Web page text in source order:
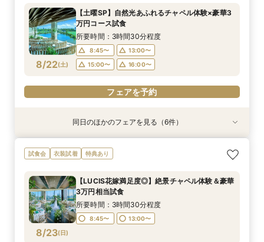
8/21(金)
13:00〜
フェアを予約
8/21(金)
13:00〜
フェアを予約
8/21(金)
13:00〜
フェアを予約
8/21(金)
13:00〜
15:00〜
16:00〜
17:00〜
8/21(金)
13:00〜
フェアを予約
8/22(土)
【土曜SP】自然光あふれるチャペル体験×豪華3
万円コース試食
所要時間：3時間30分程度
8:45〜
13:00〜
15:00〜
16:00〜
フェアを予約
衣装試着 特典あり
8/22(土)
【お子様と叶える感動挙式】パパママ・マタニ
ティでも安心フェア
8:45〜
衣装試着 特典あり
8/22(土)
【本格儀式殿ツアー】 本格神前式×絶景披露宴×
美食フェア
8:45〜
衣装試着 特典あり
8/22(土)
【家族婚】安心予算で心温まる挙式体験×美食お
もてなし体験
8:45〜
8/22(土)
【自宅でフェア参加】スマホでOK◎オンライン
式場相談会
13:00〜
15:00〜
16:00〜
17:00〜
衣装試着 特典あり
8/22(土)
【料理重視必見★】伝統中国料理試食×点心
ビュッフェ体験フェア
8:45〜
衣装試着 特典あり
8/22(土)
【和装×チャペル】スカイツリーを一望する和モ
ダン挙式体験
8:45〜
同日のほかのフェアを見る（6件）
試食会 衣装試着 特典あり
8/23(日)
【LUCIS花嫁満足度◎】絶景チャペル体験＆豪華
3万円相当試食
所要時間：3時間30分程度
8:45〜 13:00〜